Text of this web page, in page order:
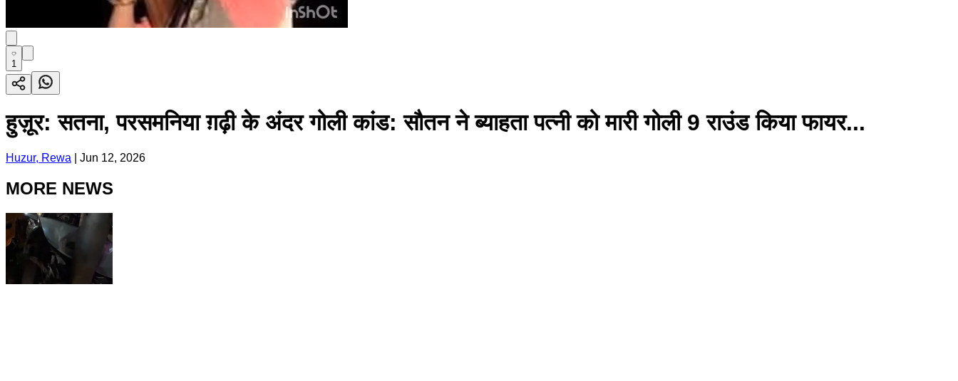
1
हुज़ूर: सतना, परसमनिया ग़ढ़ी के अंदर गोली कांड: सौतन ने ब्याहता पत्नी को मारी गोली 9 राउंड किया फायर...
Huzur, Rewa Jun 12, 2026
MORE NEWS